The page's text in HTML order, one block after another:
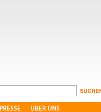
PRESSE ÜBER UNS